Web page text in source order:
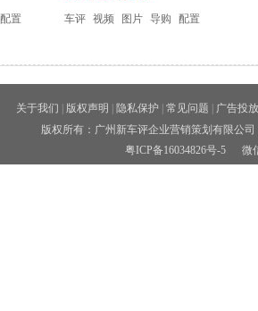
配置
车评 视频 图片 导购 配置
关于我们 版权声明 隐私保护 常见问题
广告投放
版权所有：广州新车评企业营销策划有限公
粤ICP备16034826号-5微信